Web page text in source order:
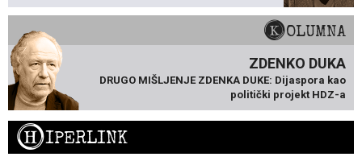
KOLUMNA
ZDENKO DUKA
DRUGO MIŠLJENJE ZDENKA DUKE: Dijaspora kao
politički projekt HDZ-a
HIPERLINK